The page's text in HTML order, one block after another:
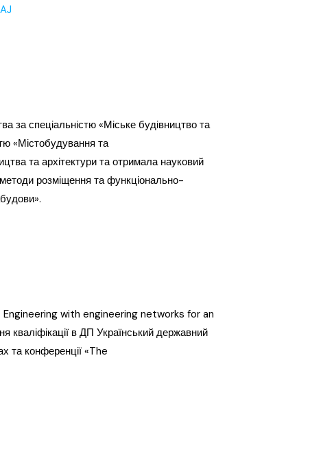
за спеціальністю «Міське будівництво та
«Містобудування та
та архітектури та отримала науковий
методи розміщення та функціонально-
with engineering networks for an
в ДП Український державний
та конференції «The